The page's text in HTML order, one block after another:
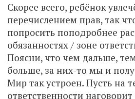
Скорее всего, ребёнок
перечислением прав, так
попросить поподробнее
обязанностях / зоне
Поясни, что чем дальше,
больше, за них-то мы и
Мир так устроен. Пусть на
ответственности